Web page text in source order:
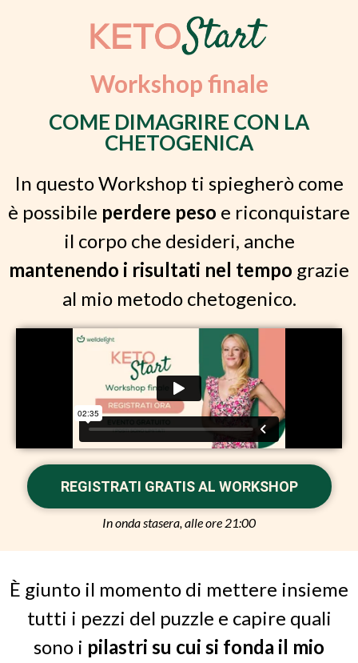
Workshop finale
COME DIMAGRIRE CON LA
CHETOGENICA
In questo Workshop ti spiegherò come
è possibile perdere peso e riconquistare
il corpo che desideri, anche
mantenendo i risultati nel tempo grazie
al mio metodo chetogenico.
REGISTRATI GRATIS AL WORKSHOP
In onda stasera, alle ore 21:00
È giunto il momento di mettere insieme
tutti i pezzi del puzzle e capire quali
sono i pilastri su cui si fonda il mio